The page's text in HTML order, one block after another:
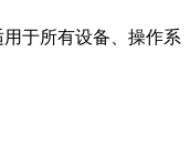
于所有设备、操作系